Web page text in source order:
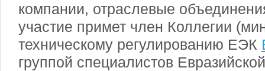
компании, отраслевые
участие примет член Коллегии
техническому регулированию ЕЭК
группой специалистов